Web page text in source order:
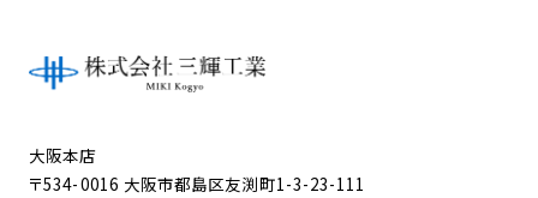
大阪本店
〒534-0016 大阪市都島区友渕町1-3-23-111